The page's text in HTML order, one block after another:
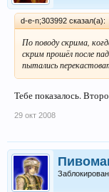
d-e-n;303992 сказал(а):
По поводу скрима,
скрим прошёл после
пытались
Тебе показалось.
29 окт 2008
Заблокирован